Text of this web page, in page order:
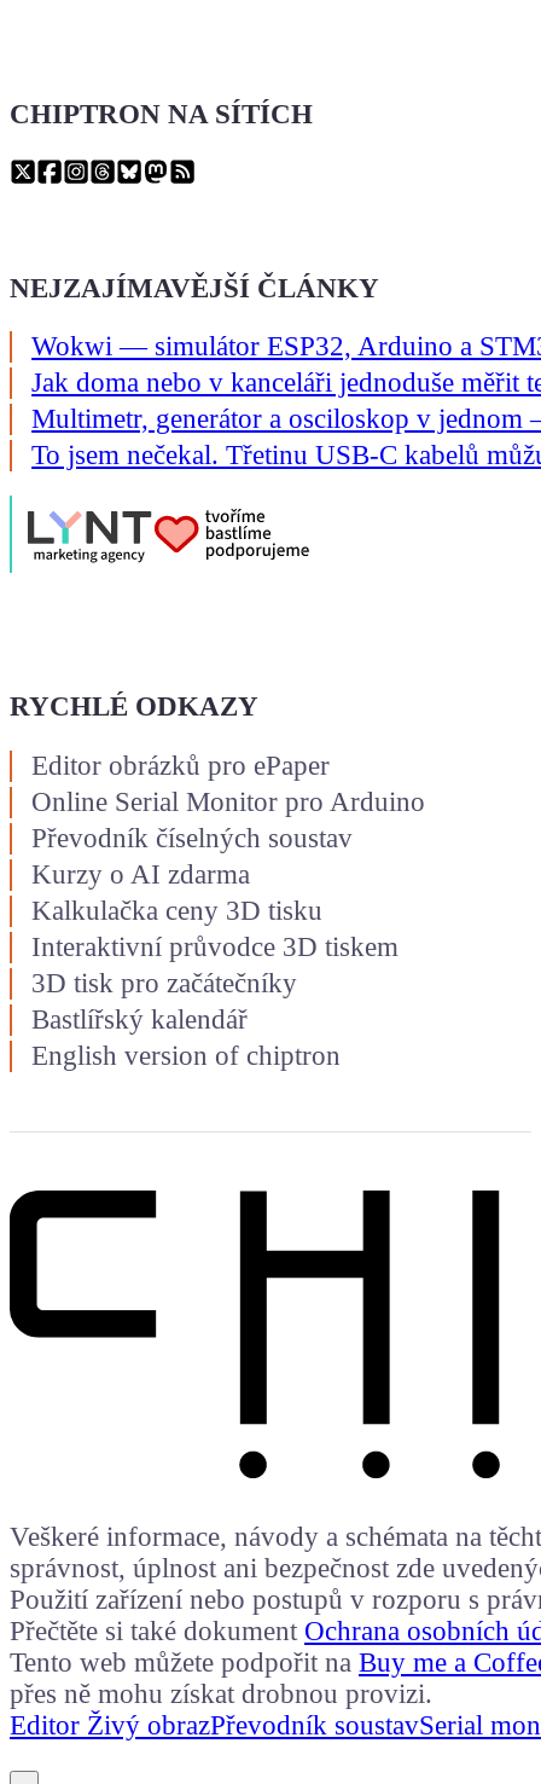
CHIPTRON NA SÍTÍCH
NEJZAJÍMAVĚJŠÍ ČLÁNKY
Wokwi — simulátor ESP32, Arduino a
Jak doma nebo v kanceláři jednoduše
Multimetr, generátor a osciloskop v jednom
To jsem nečekal. Třetinu USB-C kabelů
RYCHLÉ ODKAZY
Editor obrázků pro ePaper
Online Serial Monitor pro Arduino
Převodník číselných soustav
Kurzy o AI zdarma
Kalkulačka ceny 3D tisku
Interaktivní průvodce 3D tiskem
3D tisk pro začátečníky
Bastlířský kalendář
English version of chiptron
Veškeré informace, návody a schémata na
správnost, úplnost ani bezpečnost zde
Použití zařízení nebo postupů v rozporu s
Přečtěte si také dokument Ochrana osobních
Tento web můžete podpořit na Buy me a
přes ně mohu získat drobnou provizi.
Editor Živý obrazPřevodník soustavSerial